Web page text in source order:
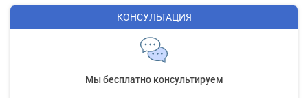
КОНСУЛЬТАЦИЯ
Мы бесплатно консультируем